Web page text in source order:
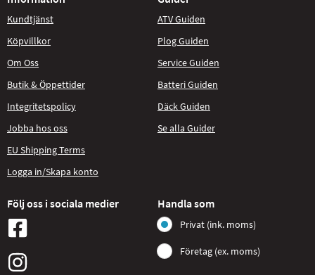
Kundtjänst
Köpvillkor
Om Oss
Butik & Öppettider
Integritetspolicy
Jobba hos oss
EU Shipping Terms
Logga in/Skapa konto
ATV Guiden
Plog Guiden
Service Guiden
Batteri Guiden
Däck Guiden
Se alla Guider
Följ oss i sociala medier Handla som
Privat (ink. moms)
Företag (ex. moms)